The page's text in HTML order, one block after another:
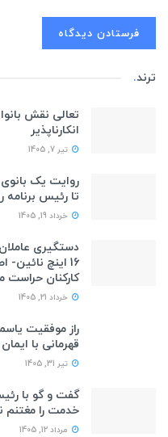
ترند.
تعالی نقش
انکارناپذیر
تیر 7, 1405
روایت یک
تا رئیس
خرداد 19, 1405
دستگیری
16 اینچ
کارکنان
خرداد 21, 1405
قهرمانی با
تیر 31, 1405
گفت و گو با
خدمت را مغتنم
مرداد 12, 1405